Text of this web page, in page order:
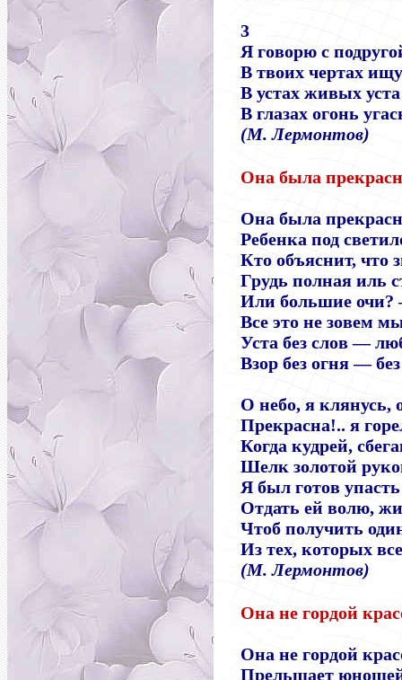
3
Я говорю с
В твоих чертах
В устах живых
В глазах огонь
(М. Лермонтов)
Она была
Она была
Ребенка под
Кто объяснит, что
Грудь полная иль
Или большие очи?
Все это не зовем
Уста без слов —
Взор без огня —
О небо, я клянусь,
Прекрасна!.. я
Когда кудрей,
Шелк золотой
Я был готов
Отдать ей волю,
Чтоб получить
Из тех, которых
(М. Лермонтов)
Она не гордой
Она не гордой
Прельщает